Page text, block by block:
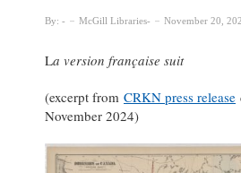
By: McGill Libraries
November 20,
La version française suit
(excerpt from CRKN press release
November 2024)